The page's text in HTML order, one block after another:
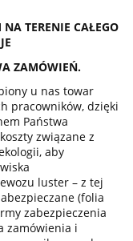
TERENIE CAŁEGO
ZAMÓWIEŃ.
u nas towar
pracowników, dzięki
Państwa
związane z
aby
luster – z tej
(folia
zabezpieczenia
zamówienia i